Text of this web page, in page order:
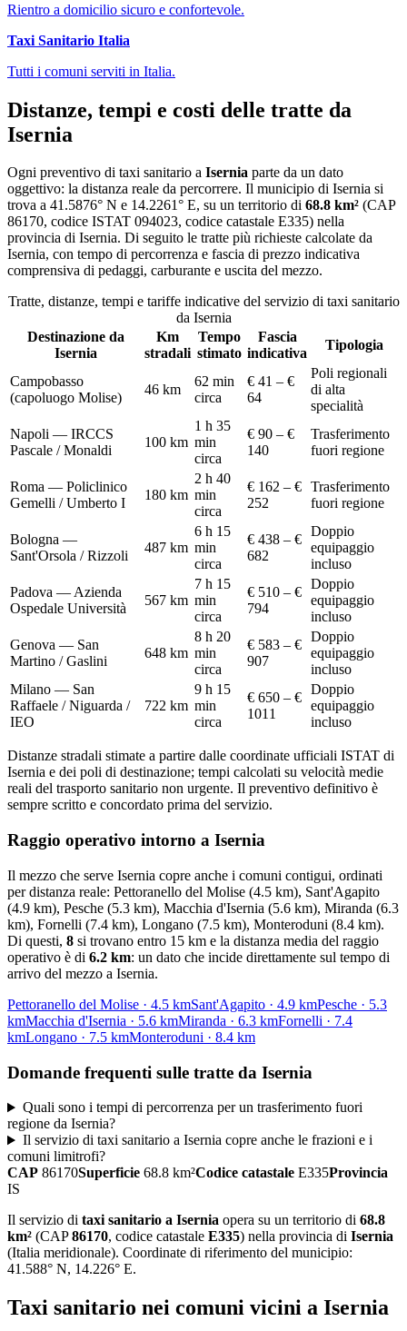
Rientro a domicilio sicuro e confortevole.
Taxi Sanitario Italia
Tutti i comuni serviti in Italia.
Distanze, tempi e costi delle tratte da
Isernia
Ogni preventivo di taxi sanitario a Isernia parte da un dato
oggettivo: la distanza reale da percorrere. Il municipio di Isernia si
trova a 41.5876° N e 14.2261° E, su un territorio di 68.8 km² (CAP
86170, codice ISTAT 094023, codice catastale E335) nella
provincia di Isernia. Di seguito le tratte più richieste calcolate da
Isernia, con tempo di percorrenza e fascia di prezzo indicativa
comprensiva di pedaggi, carburante e uscita del mezzo.
Tratte, distanze, tempi e tariffe indicative del servizio di taxi sanitario
da Isernia
Destinazione da
Isernia
Km
stradali
Tempo
stimato
Fascia
indicativa
Tipologia
Campobasso
(capoluogo Molise)
46 km
62 min
circa
€ 41 – €
64
Poli regionali
di alta
specialità
Napoli — IRCCS
Pascale / Monaldi
100 km
1 h 35
min
circa
€ 90 – €
140
Trasferimento
fuori regione
Roma — Policlinico
Gemelli / Umberto I
180 km
2 h 40
min
circa
€ 162 – €
252
Trasferimento
fuori regione
Bologna —
Sant'Orsola / Rizzoli
487 km
6 h 15
min
circa
€ 438 – €
682
Doppio
equipaggio
incluso
Padova — Azienda
Ospedale Università
567 km
7 h 15
min
circa
€ 510 – €
794
Doppio
equipaggio
incluso
Genova — San
Martino / Gaslini
648 km
8 h 20
min
circa
€ 583 – €
907
Doppio
equipaggio
incluso
Milano — San
Raffaele / Niguarda /
IEO
722 km
9 h 15
min
circa
€ 650 – €
1011
Doppio
equipaggio
incluso
Distanze stradali stimate a partire dalle coordinate ufficiali ISTAT di
Isernia e dei poli di destinazione; tempi calcolati su velocità medie
reali del trasporto sanitario non urgente. Il preventivo definitivo è
sempre scritto e concordato prima del servizio.
Raggio operativo intorno a Isernia
Il mezzo che serve Isernia copre anche i comuni contigui, ordinati
per distanza reale: Pettoranello del Molise (4.5 km), Sant'Agapito
(4.9 km), Pesche (5.3 km), Macchia d'Isernia (5.6 km), Miranda (6.3
km), Fornelli (7.4 km), Longano (7.5 km), Monteroduni (8.4 km).
Di questi, 8 si trovano entro 15 km e la distanza media del raggio
operativo è di 6.2 km: un dato che incide direttamente sul tempo di
arrivo del mezzo a Isernia.
Pettoranello del Molise · 4.5 kmSant'Agapito · 4.9 kmPesche · 5.3
kmMacchia d'Isernia · 5.6 kmMiranda · 6.3 kmFornelli · 7.4
kmLongano · 7.5 kmMonteroduni · 8.4 km
Domande frequenti sulle tratte da Isernia
Quali sono i tempi di percorrenza per un trasferimento fuori
regione da Isernia?
Il servizio di taxi sanitario a Isernia copre anche le frazioni e i
comuni limitrofi?
CAP 86170Superficie 68.8 km²Codice catastale E335Provincia
IS
Il servizio di taxi sanitario a Isernia opera su un territorio di 68.8
km² (CAP86170, codice catastale E335) nella provincia di Isernia
(Italia meridionale). Coordinate di riferimento del municipio:
41.588° N, 14.226° E.
Taxi sanitario nei comuni vicini a Isernia